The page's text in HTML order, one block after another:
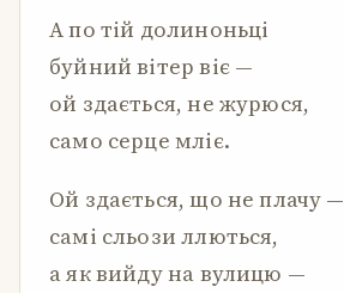
А по тій долиноньці
буйний вітер віє —
ой здається, не журюся,
само серце мліє.
Ой здається, що не плачу —
самі сльози ллються,
а як вийду на вулицю —